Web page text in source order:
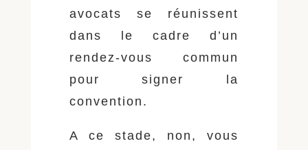
avocats se réunissent
dans le cadre d’un
rendez-vous commun
pour signer la
convention.
A ce stade, non, vous